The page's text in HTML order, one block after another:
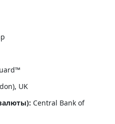
UK
Central Bank of